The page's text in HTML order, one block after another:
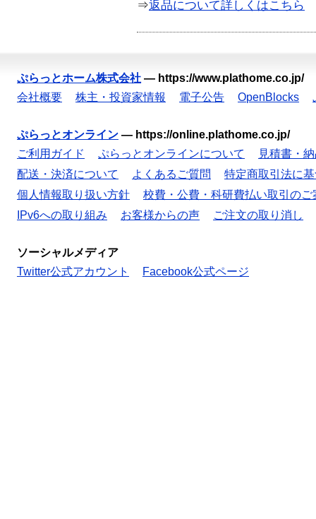
⇒返品について詳しくはこちら
ぷらっとホーム株式会社 — https://www.plathome.co.jp/
会社概要
株主・投資家情報 電子公告 OpenBlocks
ぷらっとオンライン — https://online.plathome.co.jp/
ご利用ガイド
ぷらっとオンラインについて
見積書・
配送・決済について
よくあるご質問
特定商取引法に
個人情報取り扱い方針
校費・公費・科研費払い取引のご
IPv6への取り組み
お客様からの声 ご注文の取り消し
ソーシャルメディア
Twitter公式アカウント
Facebook公式ページ